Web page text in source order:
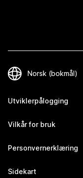
Utviklerpålogging
Vilkår for bruk
Personvernerklæring
Sidekart